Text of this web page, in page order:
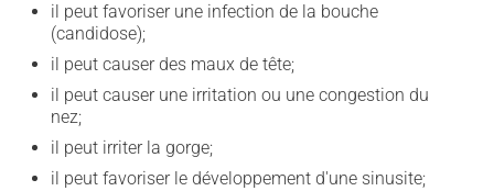
il peut favoriser une infection de la bouche
(candidose);
il peut causer des maux de tête;
il peut causer une irritation ou une congestion du
nez;
il peut irriter la gorge;
il peut favoriser le développement d'une sinusite;